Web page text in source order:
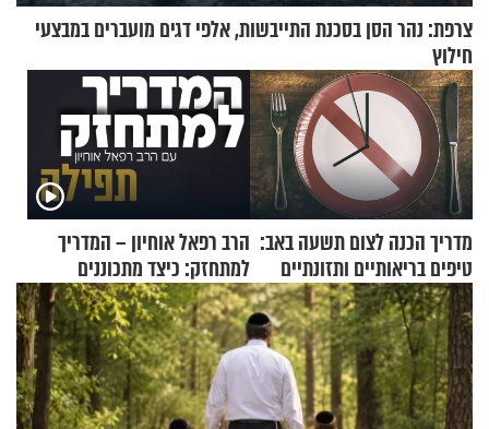
צרפת: נהר הסן בסכנת התייבשות, אלפי דגים מועברים במבצעי
חילוץ
מדריך הכנה לצום תשעה באב:
טיפים בריאותיים ותזונתיים
לשמירה על הגוף
הרב רפאל אוחיון – המדריך
למתחזק: כיצד מתכוננים
לתפילה?